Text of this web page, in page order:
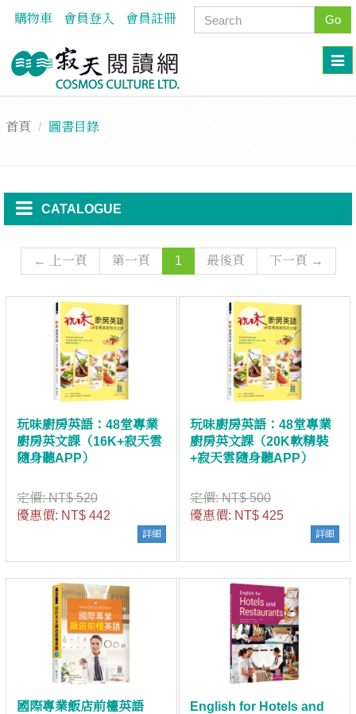
Go
購物車 會員登入 會員註冊
首頁 圖書目錄
CATALOGUE
← 上一頁 第一頁 1 最後頁 下一頁 →
玩味廚房英語：48堂專業
廚房英文課（16K+寂天雲
隨身聽APP）
定價:NT$ 520
優惠價: NT$ 442
詳細
玩味廚房英語：48堂專業
廚房英文課（20K軟精裝
+寂天雲隨身聽APP）
定價:NT$ 500
優惠價: NT$ 425
詳細
國際專業飯店前檯英語
English for Hotels and